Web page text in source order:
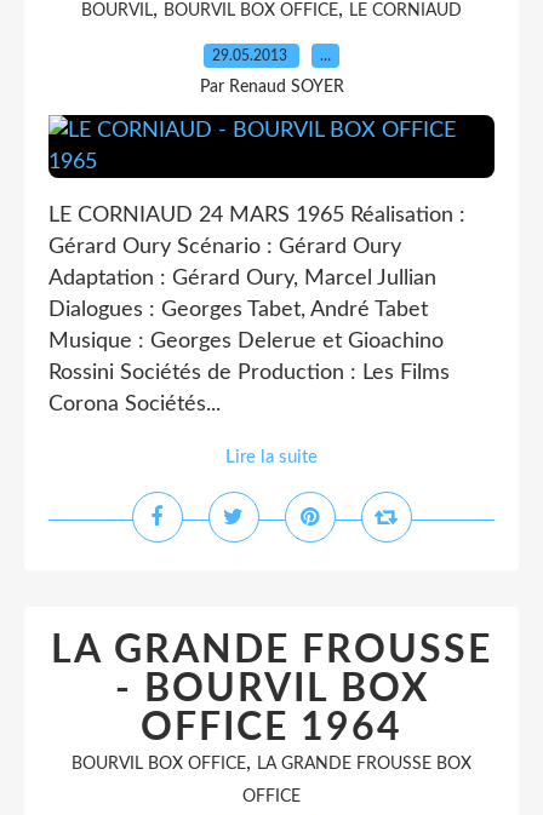
BOURVIL, BOURVIL BOX OFFICE, LE CORNIAUD
29.05.2013 …
Par Renaud SOYER
LE CORNIAUD 24 MARS 1965 Réalisation :
Gérard Oury Scénario : Gérard Oury
Adaptation : Gérard Oury, Marcel Jullian
Dialogues : Georges Tabet, André Tabet
Musique : Georges Delerue et Gioachino
Rossini Sociétés de Production : Les Films
Corona Sociétés...
Lire la suite
LA GRANDE FROUSSE
- BOURVIL BOX
OFFICE 1964
BOURVIL BOX OFFICE, LA GRANDE FROUSSE BOX
OFFICE